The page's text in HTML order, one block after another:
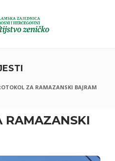
ZA RAMAZANSKI BAJRAM
RAMAZANSKI